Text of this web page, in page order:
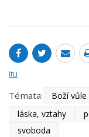
itu
Témata: Boží vůle
láska, vztahy
svoboda